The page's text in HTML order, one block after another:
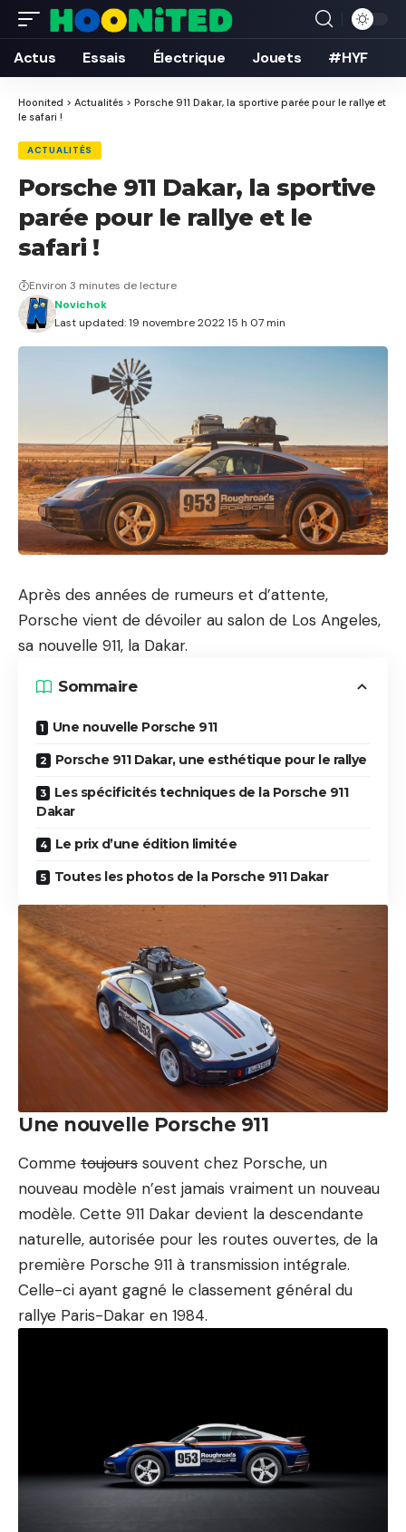
Actus Essais Électrique Jouets #HYF
Hoonited > Actualités > Porsche 911 Dakar, la sportive parée pour le rallye et
le safari !
ACTUALITÉS
Porsche 911 Dakar, la sportive
parée pour le rallye et le
safari !
Last updated: 19 novembre 2022 15 h 07 min
Novichok
Environ 3 minutes de lecture
Après des années de rumeurs et d’attente,
Porsche vient de dévoiler au salon de Los Angeles,
sa nouvelle 911, la Dakar.
Sommaire
Une nouvelle Porsche 911
Porsche 911 Dakar, une esthétique pour le rallye
Les spécificités techniques de la Porsche 911
Dakar
Le prix d’une édition limitée
Toutes les photos de la Porsche 911 Dakar
Une nouvelle Porsche 911
Comme toujours souvent chez Porsche, un
nouveau modèle n’est jamais vraiment un nouveau
modèle. Cette 911 Dakar devient la descendante
naturelle, autorisée pour les routes ouvertes, de la
première Porsche 911 à transmission intégrale.
Celle-ci ayant gagné le classement général du
rallye Paris-Dakar en 1984.